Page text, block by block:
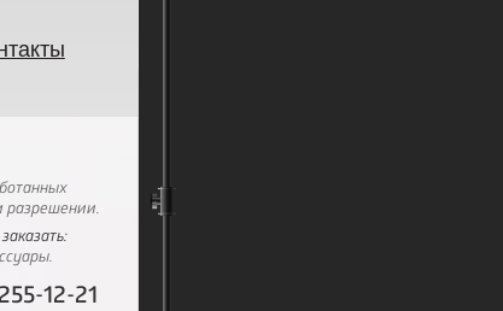
разрешении.
255-12-21